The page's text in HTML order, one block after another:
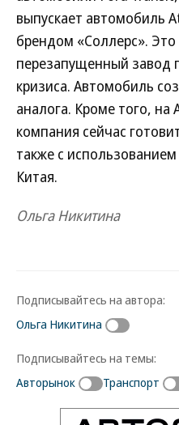
выпускает автомобиль
брендом «Соллерс».
перезапущенный завод
кризиса. Автомобиль
аналога. Кроме того,
компания сейчас
также с
Китая.
Ольга Никитина
Подписывайтесь на автора:
Ольга Никитина
Подписывайтесь на темы:
Авторынок
Транспорт